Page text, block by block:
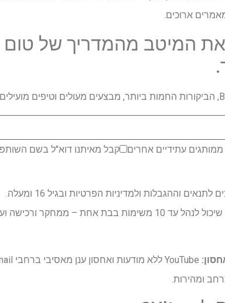
ארוכים.
המיטב מהמדריך של טום
עתידיים אחרים קבל מאיתנו דוא"ל בשם
וההגבלות ולמדיניות הפרטיות ובגיל 16 ומעלה.
סוכן אב -טיפוס שיכול לנהל עד 10 משימות בבת אחת –
ומהירות.